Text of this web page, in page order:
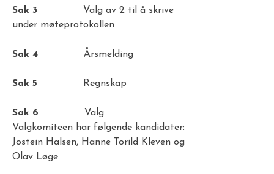
Sak 3 Valg av 2 til å skrive
under møteprotokollen
Sak 4 Årsmelding
Sak 5 Regnskap
Sak 6 Valg
Valgkomiteen har følgende kandidater:
Jostein Halsen, Hanne Torild Kleven og
Olav Løge.